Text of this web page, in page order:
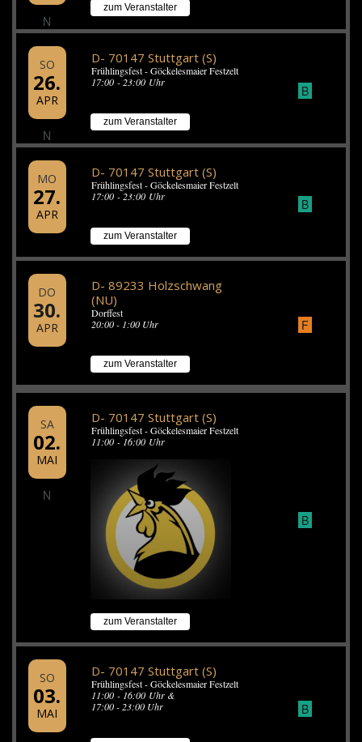
N
zum Veranstalter
SO
26.
APR
N
D- 70147 Stuttgart (S)
Frühlingsfest - Göckelesmaier Festzelt
17:00 - 23:00 Uhr
zum Veranstalter
B
MO
27.
APR
D- 70147 Stuttgart (S)
Frühlingsfest - Göckelesmaier Festzelt
17:00 - 23:00 Uhr
zum Veranstalter
B
DO
30.
APR
D- 89233 Holzschwang
(NU)
Dorffest
20:00 - 1:00 Uhr
zum Veranstalter
F
SA
02.
MAI
N
D- 70147 Stuttgart (S)
Frühlingsfest - Göckelesmaier Festzelt
11:00 - 16:00 Uhr
zum Veranstalter
B
SO
03.
MAI
D- 70147 Stuttgart (S)
Frühlingsfest - Göckelesmaier Festzelt
11:00 - 16:00 Uhr &
17:00 - 23:00 Uhr
B